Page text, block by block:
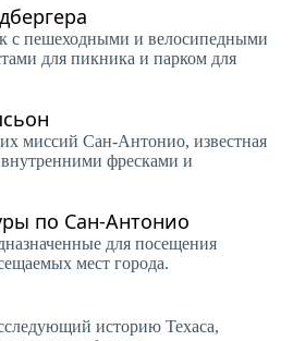
с пешеходными и велосипедными
для пикника и парком для
миссий Сан-Антонио, известная
фресками и
по Сан-Антонио
для посещения
мест города.
историю Техаса,